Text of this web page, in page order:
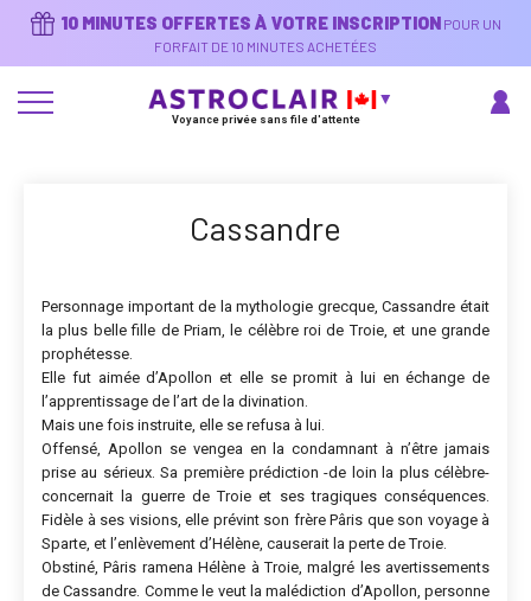
10 MINUTES OFFERTES À VOTRE INSCRIPTION POUR UN
FORFAIT DE 10 MINUTES ACHETÉES
Voyance privée sans file d'attente
Cassandre
Personnage important de la mythologie grecque, Cassandre était
la plus belle fille de Priam, le célèbre roi de Troie, et une grande
prophétesse.
Elle fut aimée d’Apollon et elle se promit à lui en échange de
l’apprentissage de l’art de la divination.
Mais une fois instruite, elle se refusa à lui.
Offensé, Apollon se vengea en la condamnant à n’être jamais
prise au sérieux. Sa première prédiction -de loin la plus célèbre-
concernait la guerre de Troie et ses tragiques conséquences.
Fidèle à ses visions, elle prévint son frère Pâris que son voyage à
Sparte, et l’enlèvement d’Hélène, causerait la perte de Troie.
Obstiné, Pâris ramena Hélène à Troie, malgré les avertissements
de Cassandre. Comme le veut la malédiction d’Apollon, personne